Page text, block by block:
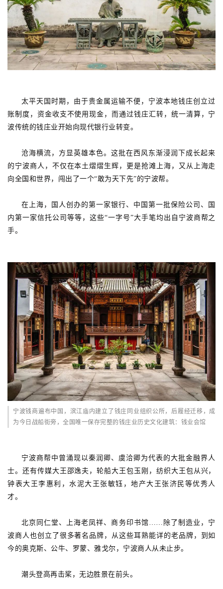
太平天国时期，由于贵金属运输不便，宁波本地钱庄创立过
账制度，资金收支不使用现金，而通过钱庄汇转，统一清算，宁
波传统的钱庄业开始向现代银行业转变。
沧海横流，方显英雄本色。这批在西风东渐浸润下成长起来
的宁波商人，不仅在本土熠熠生辉，更是抢滩上海，又从上海走
向全国和世界，闯出了一个“敢为天下先”的宁波帮。
在上海，国人创办的第一家银行、中国第一批保险公司、国
内第一家信托公司等等，这些“一字号”大手笔均出自宁波商帮之
手。
宁波钱商遍布中国，滨江庙内建立了钱庄同业组织公所，后履经迁移，成
为今日战船街旁，全国唯一保存完整的钱庄业历史文化建筑：钱业会馆
宁波商帮中曾涌现以秦润卿、虞洽卿为代表的大批金融界人
士。还有传媒大王邵逸夫，轮船大王包玉刚，纺织大王包从兴，
钟表大王李惠利，水泥大王张敏钰，地产大王张济民等优秀人
才。
北京同仁堂、上海老凤祥、商务印书馆……除了制造业，宁
波商人也创立了很多著名品牌，从这些耳熟能详的老品牌，到如
今的奥克斯、公牛、罗蒙、雅戈尔，宁波商人从未止步。
潮头登高再击桨，无边胜景在前头。